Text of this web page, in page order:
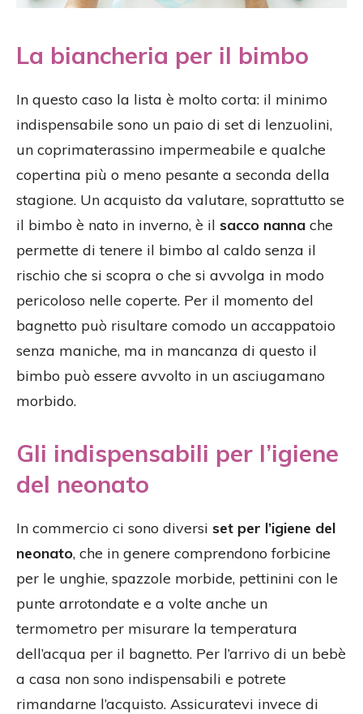
La biancheria per il bimbo
In questo caso la lista è molto corta: il minimo
indispensabile sono un paio di set di lenzuolini,
un coprimaterassino impermeabile e qualche
copertina più o meno pesante a seconda della
stagione. Un acquisto da valutare, soprattutto se
il bimbo è nato in inverno, è il sacco nanna che
permette di tenere il bimbo al caldo senza il
rischio che si scopra o che si avvolga in modo
pericoloso nelle coperte. Per il momento del
bagnetto può risultare comodo un accappatoio
senza maniche, ma in mancanza di questo il
bimbo può essere avvolto in un asciugamano
morbido.
Gli indispensabili per l’igiene
del neonato
In commercio ci sono diversi set per l’igiene del
neonato, che in genere comprendono forbicine
per le unghie, spazzole morbide, pettinini con le
punte arrotondate e a volte anche un
termometro per misurare la temperatura
dell’acqua per il bagnetto. Per l’arrivo di un bebè
a casa non sono indispensabili e potrete
rimandarne l’acquisto. Assicuratevi invece di